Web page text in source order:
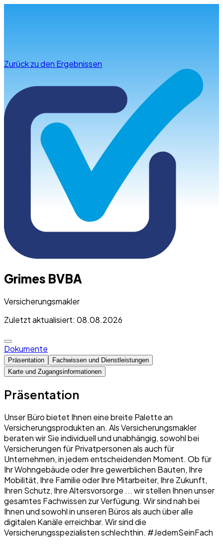
Zurück zu den Ergebnissen
Grimes BVBA
Versicherungsmakler
Zuletzt aktualisiert: 08.08.2026
Dokumente
Präsentation
Fachwissen und Dienstleistungen
Karte und Zugangsinformationen
Präsentation
Unser Büro bietet Ihnen eine breite Palette an
Versicherungsprodukten an. Als Versicherungsmakler
beraten wir Sie individuell und unabhängig, sowohl bei
Versicherungen für Privatpersonen als auch für
Unternehmen, in jedem entscheidenden Moment. Ob für
Ihr Wohngebäude oder Ihre gewerblichen Bauten, Ihre
Mobilität, Ihre Familie oder Ihre Mitarbeiter, Ihre Zukunft,
Ihren Schutz, Ihre Altersvorsorge ... wir stellen Ihnen unser
gesamtes Fachwissen zur Verfügung. Wir sind nah bei
Ihnen und sowohl in unseren Büros als auch über alle
digitalen Kanäle erreichbar. Wir sind die
Versicherungsspezialisten schlechthin. #JedemSeinFach